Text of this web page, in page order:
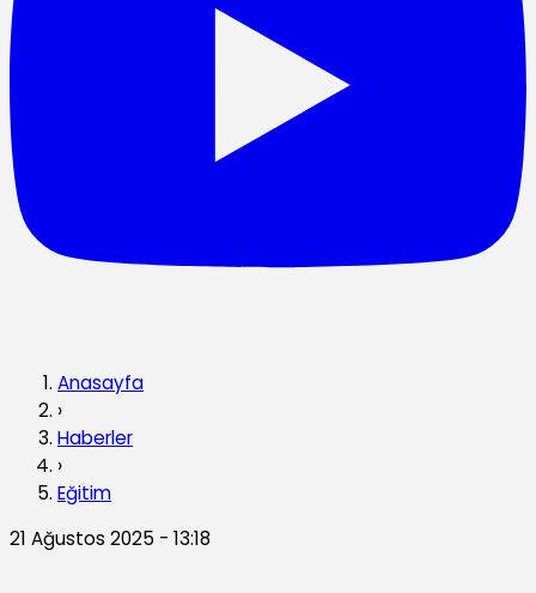
Anasayfa
›
Haberler
›
Eğitim
21 Ağustos 2025 - 13:18